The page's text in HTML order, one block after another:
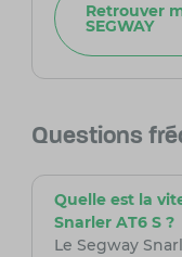
Retrouver
SEGWAY
Questions
Quelle est la
Snarler AT6 S ?
Le Segway